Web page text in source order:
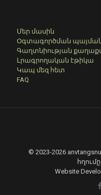
Մեր մասին
Օգտագործման
Գաղտնիության
Լրագրողական էթիկա
Կապ մեզ հետ
FAQ
© 2023-2026
Website